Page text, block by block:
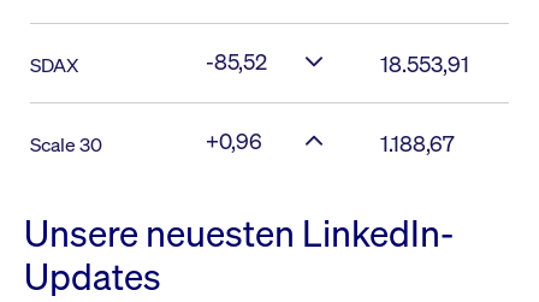
SDAX -85,52 18.553,91
Scale 30 +0,96 1.188,67
Unsere neuesten LinkedIn-
Updates